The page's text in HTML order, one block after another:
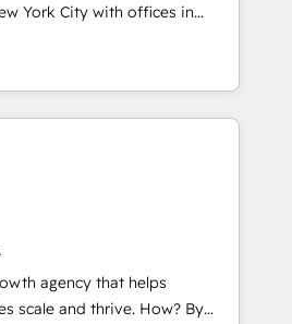
Partner, we deliver advanced
in the HubSpot
Academy accreditations, six
in Financial Services
York City with offices in
As a global
specialize in working with
to implement the
across client organizations.
professional services,
real estate, technology,
services, transportation
staffing and recruiting,
government contractors. Our
agency that helps
and thrive. How? By